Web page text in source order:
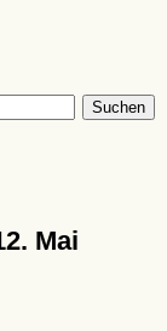
Suchen
Mai